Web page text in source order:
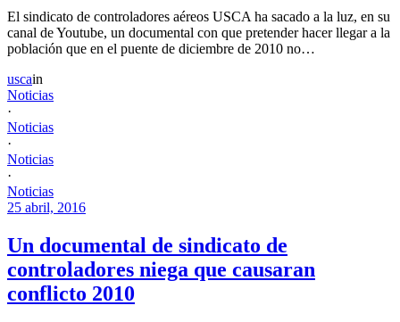
El sindicato de controladores aéreos USCA ha sacado a la luz, en su
canal de Youtube, un documental con que pretender hacer llegar a la
población que en el puente de diciembre de 2010 no…
uscain
Noticias
·
Noticias
·
Noticias
·
Noticias
25 abril, 2016
Un documental de sindicato de
controladores niega que causaran
conflicto 2010